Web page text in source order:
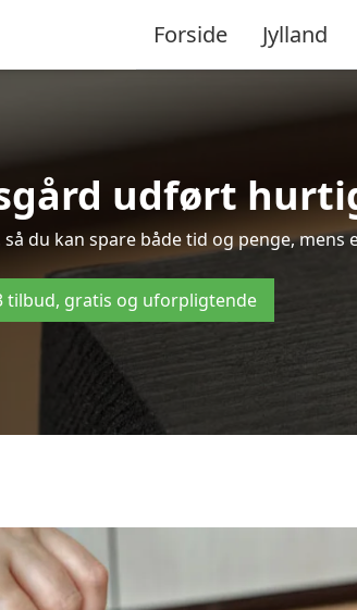
Forside Jylland
udført
du kan spare både tid og penge,
tilbud, gratis og uforpligtende